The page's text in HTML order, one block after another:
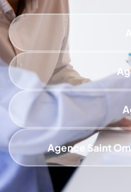
Agence Saint